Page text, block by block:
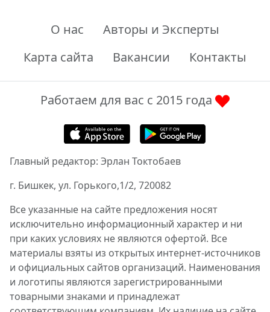
О нас
Авторы и Эксперты
Карта сайта
Вакансии Контакты
Работаем для вас с 2015 года
Главный редактор: Эрлан Токтобаев
г. Бишкек, ул. Горького,1/2, 720082
Все указанные на сайте предложения носят
исключительно информационный характер и ни
при каких условиях не являются офертой. Все
материалы взяты из открытых интернет-источников
и официальных сайтов организаций. Наименования
и логотипы являются зарегистрированными
товарными знаками и принадлежат